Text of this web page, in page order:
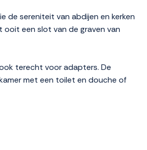
de sereniteit van abdijen en kerken
ooit een slot van de graven van
terecht voor adapters. De
met een toilet en douche of